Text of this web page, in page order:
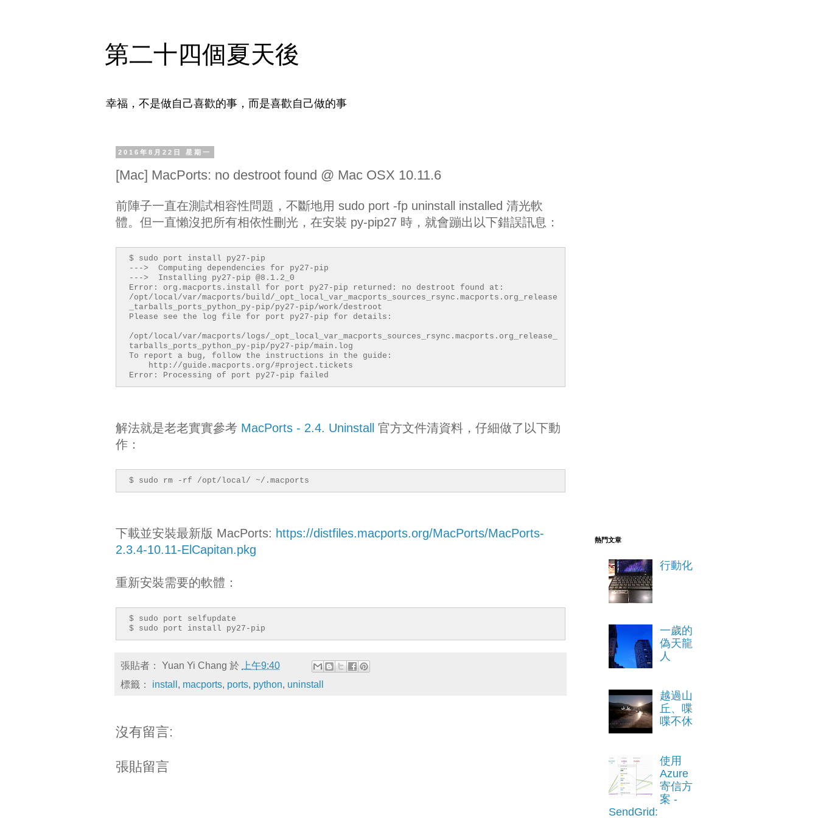
第二十四個夏天後
幸福，不是做自己喜歡的事，而是喜歡自己做的事
2016年8月22日 星期一
[Mac] MacPorts: no destroot found @ Mac OSX 10.11.6
前陣子一直在測試相容性問題，不斷地用 sudo port -fp uninstall installed 清光軟
體。但一直懶沒把所有相依性刪光，在安裝 py-pip27 時，就會蹦出以下錯誤訊息：
$ sudo port install py27-pip
---> Computing dependencies for py27-pip
---> Installing py27-pip @8.1.2_0
Error: org.macports.install for port py27-pip returned: no destroot found at:
/opt/local/var/macports/build/_opt_local_var_macports_sources_rsync.macports.org_release
_tarballs_ports_python_py-pip/py27-pip/work/destroot
Please see the log file for port py27-pip for details:
/opt/local/var/macports/logs/_opt_local_var_macports_sources_rsync.macports.org_release_
tarballs_ports_python_py-pip/py27-pip/main.log
To report a bug, follow the instructions in the guide:
http://guide.macports.org/#project.tickets
Error: Processing of port py27-pip failed
解法就是老老實實參考 MacPorts - 2.4. Uninstall
官方文件清資料，仔細做了以下動
作：
$ sudo rm -rf /opt/local/ ~/.macports
下載並安裝最新版 MacPorts: https://distfiles.macports.org/MacPorts/MacPorts-
2.3.4-10.11-ElCapitan.pkg
重新安裝需要的軟體：
$ sudo port selfupdate
$ sudo port install py27-pip
張貼者： Yuan Yi Chang 於
上午9:40
標籤： install, macports, ports, python, uninstall
沒有留言:
張貼留言
熱門文章
行動化
一歲的
偽天龍
人
越過山
丘、喋
喋不休
使用
Azure
寄信方
案 -
SendGrid: